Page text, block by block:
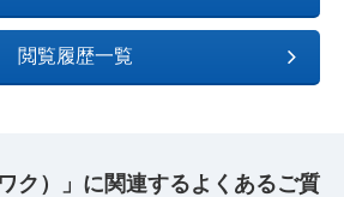
閲覧履歴一覧
ク）」に関連するよくあるご質